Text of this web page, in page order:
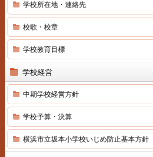
学校所在地・連絡先
校歌・校章
学校教育目標
学校経営
中期学校経営方針
学校予算・決算
横浜市立坂本小学校いじめ防止基本方針